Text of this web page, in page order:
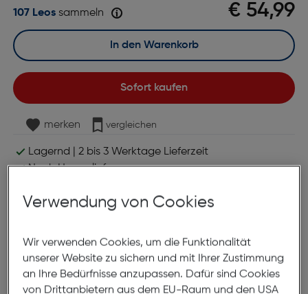
€ 54,99
107 Leossammeln
Sofort kaufen
In den Warenkorb
merken vergleichen
Lagernd | 2 bis 3 Werktage Lieferzeit
Nach Hause liefern
Canon CLI521 Tinte Multipack
ArtNr.: 180003957
Verwendung von Cookies
Wir verwenden Cookies, um die Funktionalität
unserer Website zu sichern und mit Ihrer Zustimmung
an Ihre Bedürfnisse anzupassen. Dafür sind Cookies
von Drittanbietern aus dem EU-Raum und den USA